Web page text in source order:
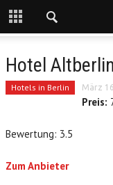
Hotel
Hotels in Berlin März
Preis:
Bewertung: 3.5
Zum Anbieter